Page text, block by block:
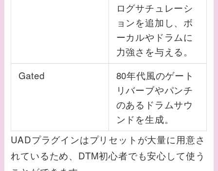
ログサチュレーシ
ョンを追加し、ボ
ーカルやドラムに
力強さを与える。
Gated
80年代風のゲート
リバーブやパンチ
のあるドラムサウ
ンドを生成。
UADプラグインはプリセットが大量に用意さ
れているため、DTM初心者でも安心して使う